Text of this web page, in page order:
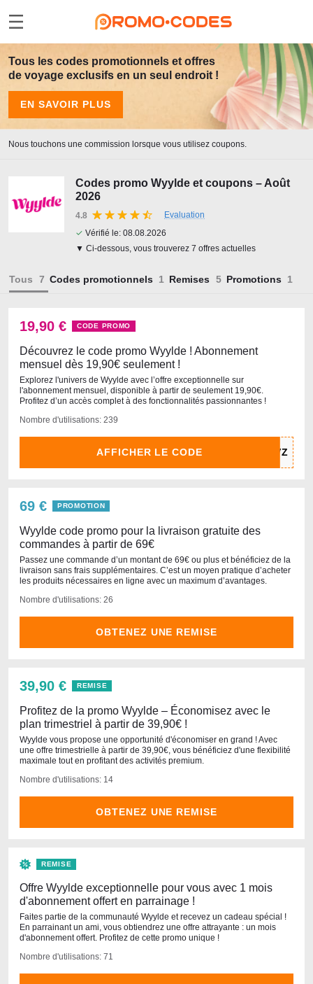
Tous les codes promotionnels et offres
de voyage exclusifs en un seul endroit !
EN SAVOIR PLUS
Nous touchons une commission lorsque vous utilisez coupons.
Codes promo Wyylde et coupons – Août
2026
4.8
Evaluation
✓ Vérifié le: 08.08.2026
▼ Ci-dessous, vous trouverez 7 offres actuelles
Tous Codes promotionnels Remises Promotions
19,90 € CODE PROMO
Découvrez le code promo Wyylde ! Abonnement
mensuel dès 19,90€ seulement !
Explorez l'univers de Wyylde avec l’offre exceptionnelle sur
l'abonnement mensuel, disponible à partir de seulement 19,90€.
Profitez d’un accès complet à des fonctionnalités passionnantes !
Nombre d'utilisations: 239
AFFICHER LE CODE
69 € PROMOTION
Wyylde code promo pour la livraison gratuite des
commandes à partir de 69€
Passez une commande d’un montant de 69€ ou plus et bénéficiez de la
livraison sans frais supplémentaires. C’est un moyen pratique d’acheter
les produits nécessaires en ligne avec un maximum d’avantages.
Nombre d'utilisations: 26
OBTENEZ UNE REMISE
39,90 € REMISE
Profitez de la promo Wyylde – Économisez avec le
plan trimestriel à partir de 39,90€ !
Wyylde vous propose une opportunité d'économiser en grand ! Avec
une offre trimestrielle à partir de 39,90€, vous bénéficiez d'une flexibilité
maximale tout en profitant des activités premium.
Nombre d'utilisations: 14
OBTENEZ UNE REMISE
REMISE
Offre Wyylde exceptionnelle pour vous avec 1 mois
d'abonnement offert en parrainage !
Faites partie de la communauté Wyylde et recevez un cadeau spécial !
En parrainant un ami, vous obtiendrez une offre attrayante : un mois
d'abonnement offert. Profitez de cette promo unique !
Nombre d'utilisations: 71